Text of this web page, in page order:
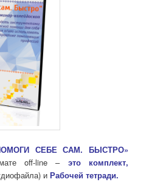
СЕБЕ САМ. БЫСТРО»
off-line – это комплект,
и Рабочей тетради.